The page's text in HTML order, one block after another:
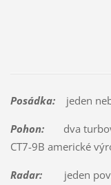
Posádka:jeden
Pohon:dva
CT7-9B americké
Radar:jeden